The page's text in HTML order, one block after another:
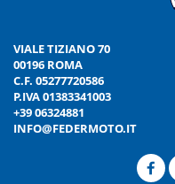
VIALE TIZIANO 70
00196 ROMA
C.F. 05277720586
P.IVA 01383341003
+39 06324881
INFO@FEDERMOTO.IT